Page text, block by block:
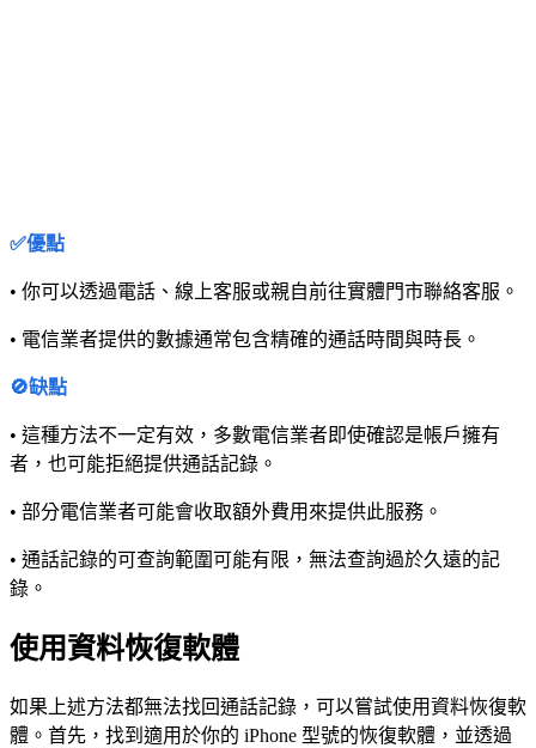
✅優點
• 你可以透過電話、線上客服或親自前往實體門市聯絡客服。
• 電信業者提供的數據通常包含精確的通話時間與時長。
🚫缺點
• 這種方法不一定有效，多數電信業者即使確認是帳戶擁有
者，也可能拒絕提供通話記錄。
• 部分電信業者可能會收取額外費用來提供此服務。
• 通話記錄的可查詢範圍可能有限，無法查詢過於久遠的記
錄。
使用資料恢復軟體
如果上述方法都無法找回通話記錄，可以嘗試使用資料恢復軟
體。首先，找到適用於你的 iPhone 型號的恢復軟體，並透過